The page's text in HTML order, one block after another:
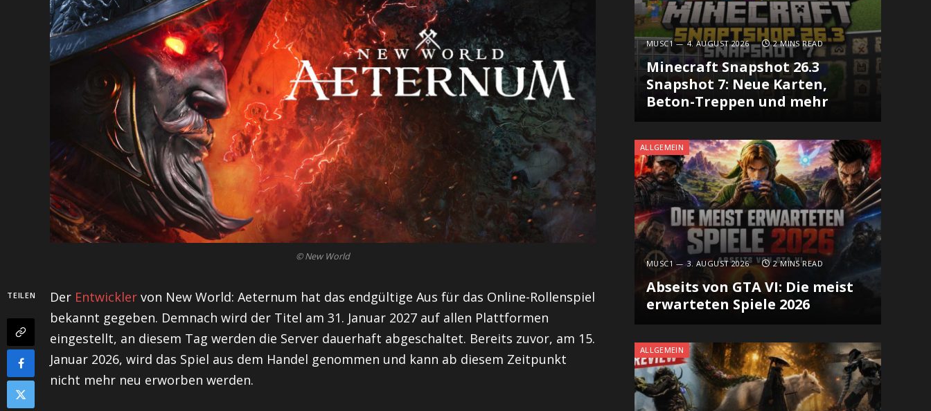
© New World
TEILEN Der Entwickler von New World: Aeternum hat das endgültige Aus für das Online-Rollenspiel
bekannt gegeben. Demnach wird der Titel am 31. Januar 2027 auf allen Plattformen
eingestellt, an diesem Tag werden die Server dauerhaft abgeschaltet. Bereits zuvor, am 15.
Januar 2026, wird das Spiel aus dem Handel genommen und kann ab diesem Zeitpunkt
nicht mehr neu erworben werden.
MUSC1 4. AUGUST 2026 2 MINS READ
Minecraft Snapshot 26.3
Snapshot 7: Neue Karten,
Beton-Treppen und mehr
ALLGEMEIN
MUSC1 3. AUGUST 2026 2 MINS READ
Abseits von GTA VI: Die meist
erwarteten Spiele 2026
ALLGEMEIN